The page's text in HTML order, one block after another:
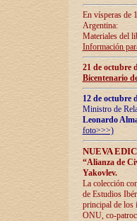
En vísperas de
Argentina:
Materiales del
Información
21 de octubre
Bicentenario
12 de octubre
Ministro de
Leonardo
foto>>>)
NUEVA
“Alianza de
Yakovlev.
La colección
de Estudios
principal de los
ONU, co-